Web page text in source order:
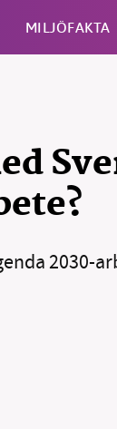
MILJÖFAKTA
2030-